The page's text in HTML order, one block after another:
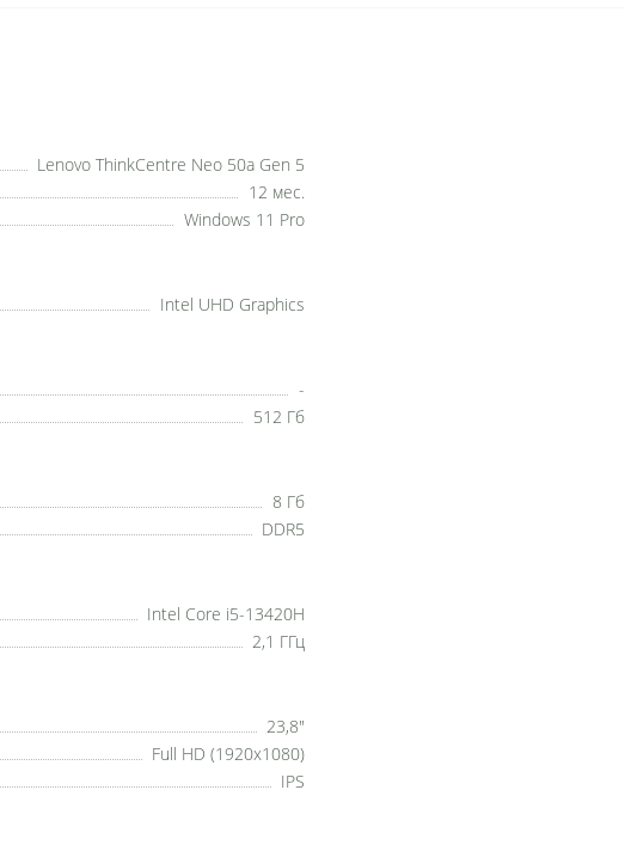
Lenovo ThinkCentre Neo 50a Gen 5
12 мес.
Windows 11 Pro
Intel UHD Graphics
-
512 Гб
8 Гб
DDR5
Intel Core i5-13420H
2,1 ГГц
23,8"
Full HD (1920x1080)
IPS